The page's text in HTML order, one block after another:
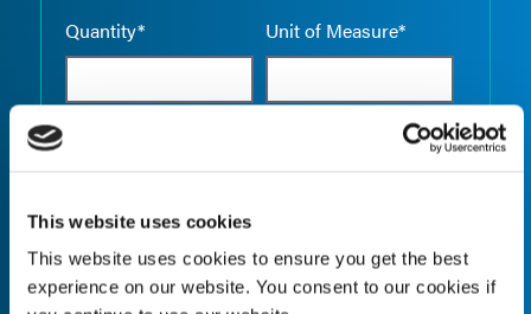
This website uses cookies
This website uses cookies to ensure you get the best
experience on our website. You consent to our cookies if
Quantity* Unit of Measure*
Quantity* Unit of Measure*